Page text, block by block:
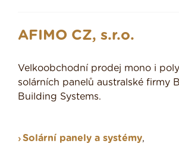
AFIMO CZ, s.r.o.
Velkoobchodní prodej mono i
solárních panelů australské firmy
Building Systems.
Solární panely a systémy,